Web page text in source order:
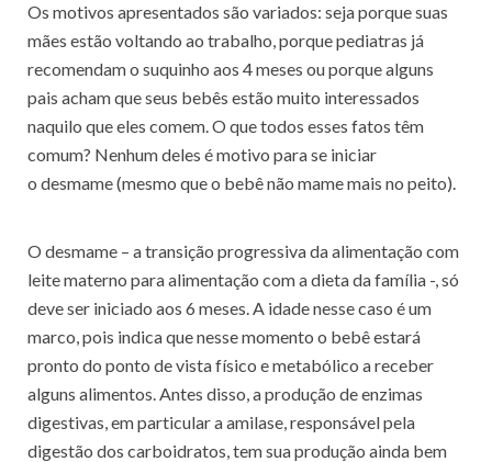
Os motivos apresentados são variados: seja porque suas
mães estão voltando ao trabalho, porque pediatras já
recomendam o suquinho aos 4 meses ou porque alguns
pais acham que seus bebês estão muito interessados
naquilo que eles comem. O que todos esses fatos têm
comum? Nenhum deles é motivo para se iniciar
o desmame (mesmo que o bebê não mame mais no peito).
O desmame – a transição progressiva da alimentação com
leite materno para alimentação com a dieta da família -, só
deve ser iniciado aos 6 meses. A idade nesse caso é um
marco, pois indica que nesse momento o bebê estará
pronto do ponto de vista físico e metabólico a receber
alguns alimentos. Antes disso, a produção de enzimas
digestivas, em particular a amilase, responsável pela
digestão dos carboidratos, tem sua produção ainda bem